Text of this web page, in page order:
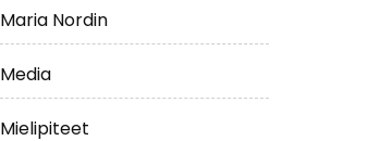
Maria Nordin
Media
Mielipiteet